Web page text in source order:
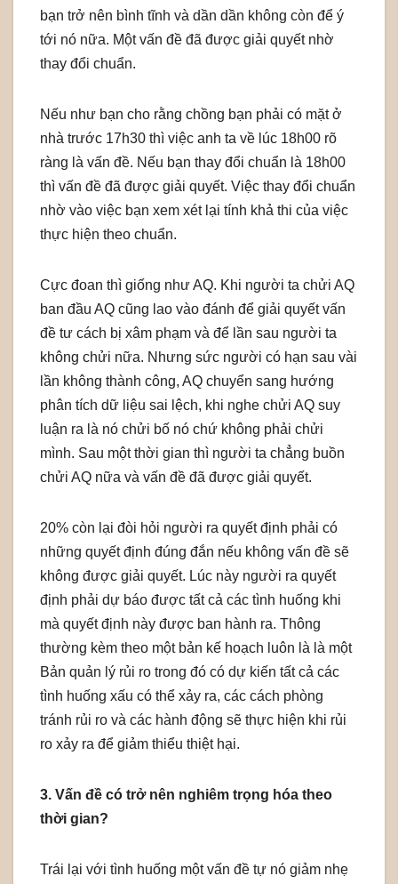
bạn trở nên bình tĩnh và dần dần không còn để ý
tới nó nữa. Một vấn đề đã được giải quyết nhờ
thay đổi chuẩn.
Nếu như bạn cho rằng chồng bạn phải có mặt ở
nhà trước 17h30 thì việc anh ta về lúc 18h00 rõ
ràng là vấn đề. Nếu bạn thay đổi chuẩn là 18h00
thì vấn đề đã được giải quyết. Việc thay đổi chuẩn
nhờ vào việc bạn xem xét lại tính khả thi của việc
thực hiện theo chuẩn.
Cực đoan thì giống như AQ. Khi người ta chửi AQ
ban đầu AQ cũng lao vào đánh để giải quyết vấn
đề tư cách bị xâm phạm và để lần sau người ta
không chửi nữa. Nhưng sức người có hạn sau vài
lần không thành công, AQ chuyển sang hướng
phân tích dữ liệu sai lệch, khi nghe chửi AQ suy
luận ra là nó chửi bố nó chứ không phải chửi
mình. Sau một thời gian thì người ta chẳng buồn
chửi AQ nữa và vấn đề đã được giải quyết.
20% còn lại đòi hỏi người ra quyết định phải có
những quyết định đúng đắn nếu không vấn đề sẽ
không được giải quyết. Lúc này người ra quyết
định phải dự báo được tất cả các tình huống khi
mà quyết định này được ban hành ra. Thông
thường kèm theo một bản kế hoạch luôn là là một
Bản quản lý rủi ro trong đó có dự kiến tất cả các
tình huống xấu có thể xảy ra, các cách phòng
tránh rủi ro và các hành động sẽ thực hiện khi rủi
ro xảy ra để giảm thiểu thiệt hại.
3. Vấn đề có trở nên nghiêm trọng hóa theo
thời gian?
Trái lại với tình huống một vấn đề tự nó giảm nhẹ